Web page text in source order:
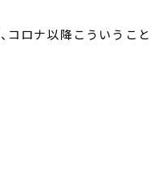
コロナ以降こういうこ